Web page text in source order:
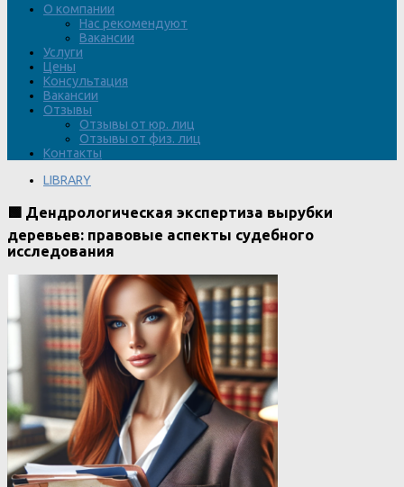
О компании
Нас рекомендуют
Вакансии
Услуги
Цены
Консультация
Вакансии
Отзывы
Отзывы от юр. лиц
Отзывы от физ. лиц
Контакты
LIBRARY
🟩 Дендрологическая экспертиза вырубки
деревьев: правовые аспекты судебного
исследования